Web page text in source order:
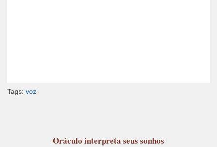
Tags: voz
Oráculo interpreta seus sonhos